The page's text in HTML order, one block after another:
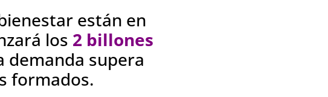
están en
los 2 billones
demanda supera
formados.